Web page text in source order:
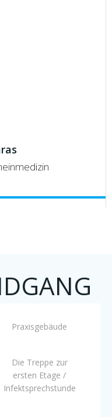
Praxisgebäude
Die Treppe zur
ersten Etage /
Infektsprechstunde